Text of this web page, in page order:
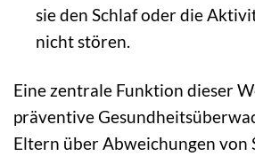
sie den Schlaf oder die
nicht stören.
Eine zentrale Funktion dieser
präventive
Eltern über Abweichungen von